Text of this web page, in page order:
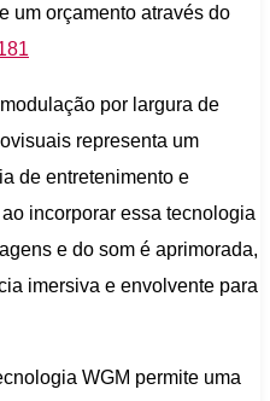
um orçamento através do
por largura de
representa um
de entretenimento e
incorporar essa tecnologia
e do som é aprimorada,
imersiva e envolvente para
WGM permite uma